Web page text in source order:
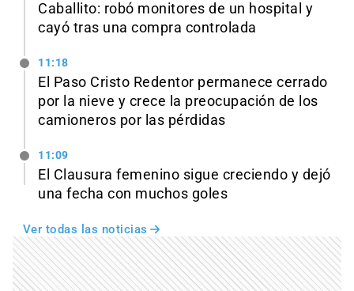
Caballito: robó monitores de un hospital y
cayó tras una compra controlada
11:18
El Paso Cristo Redentor permanece cerrado
por la nieve y crece la preocupación de los
camioneros por las pérdidas
11:09
El Clausura femenino sigue creciendo y dejó
una fecha con muchos goles
Ver todas las noticias